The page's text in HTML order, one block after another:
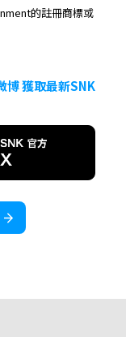
的註冊商標或
獲取最新SNK